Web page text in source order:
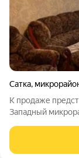
Сатка,
К продаже
Западный
этаже
пластиковые окна,